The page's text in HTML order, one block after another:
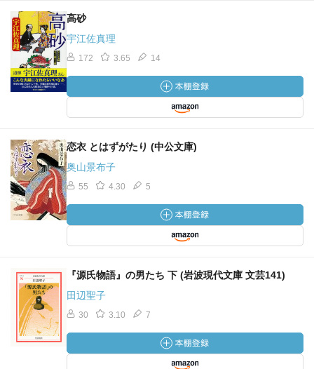
高砂
宇江佐真理
172 3.65 14
恋衣 とはずがたり (中公文庫)
奥山景布子
55 4.30 5
『源氏物語』の男たち 下 (岩波現代文庫 文芸141)
田辺聖子
30 3.10 7